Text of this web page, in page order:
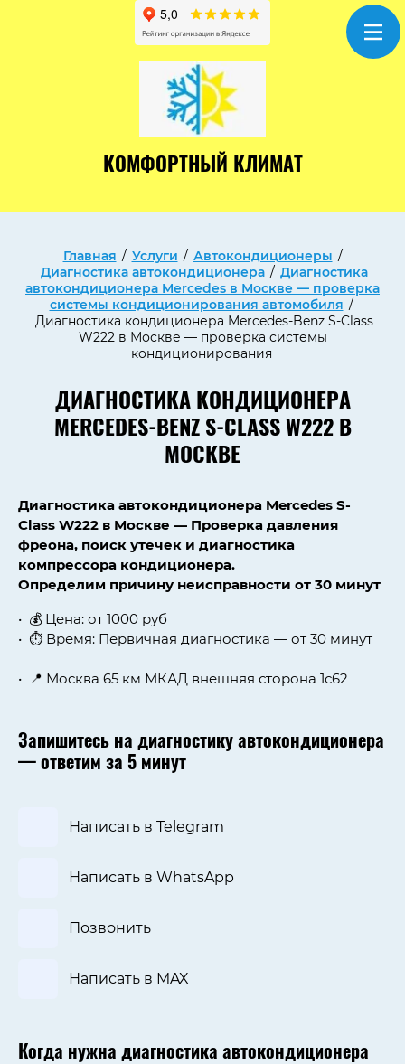
КОМФОРТНЫЙ КЛИМАТ
Главная / Услуги / Автокондиционеры /
Диагностика автокондиционера / Диагностика
автокондиционера Mercedes в Москве — проверка
системы кондиционирования автомобиля /
Диагностика кондиционера Mercedes-Benz S-Class
W222 в Москве — проверка системы
кондиционирования
ДИАГНОСТИКА КОНДИЦИОНЕРА
MERCEDES-BENZ S-CLASS W222 В
МОСКВЕ
Диагностика автокондиционера Mercedes S-
Class W222 в Москве — Проверка давления
фреона, поиск утечек и диагностика
компрессора кондиционера.
Определим причину неисправности от 30 минут
💰 Цена: от 1000 руб
⏱ Время: Первичная диагностика — от 30 минут
📍 Москва 65 км МКАД внешняя сторона 1с62
Запишитесь на диагностику автокондиционера
— ответим за 5 минут
Написать в Telegram
Написать в WhatsApp
Позвонить
Написать в MAX
Когда нужна диагностика автокондиционера